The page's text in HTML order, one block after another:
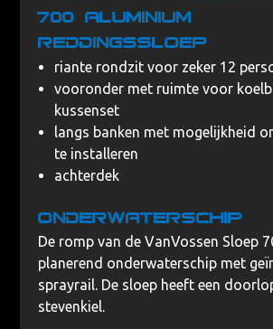
700 aluminium
reddingssloep
riante rondzit voor zeker 12
vooronder met ruimte voor
kussenset
langs banken met mogelijkheid
te installeren
achterdek
Onderwaterschip
De romp van de VanVossen Sloep
planerend onderwaterschip met
sprayrail. De sloep heeft een
stevenkiel.